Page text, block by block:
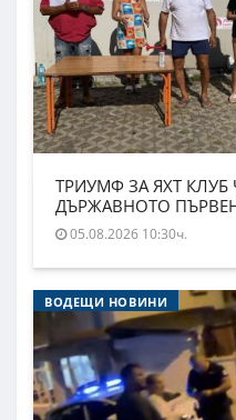
ТРИУМФ ЗА ЯХТ
ДЪРЖАВНОТО
05.08.2026 10:30ч.
ВОДЕЩИ НОВИНИ